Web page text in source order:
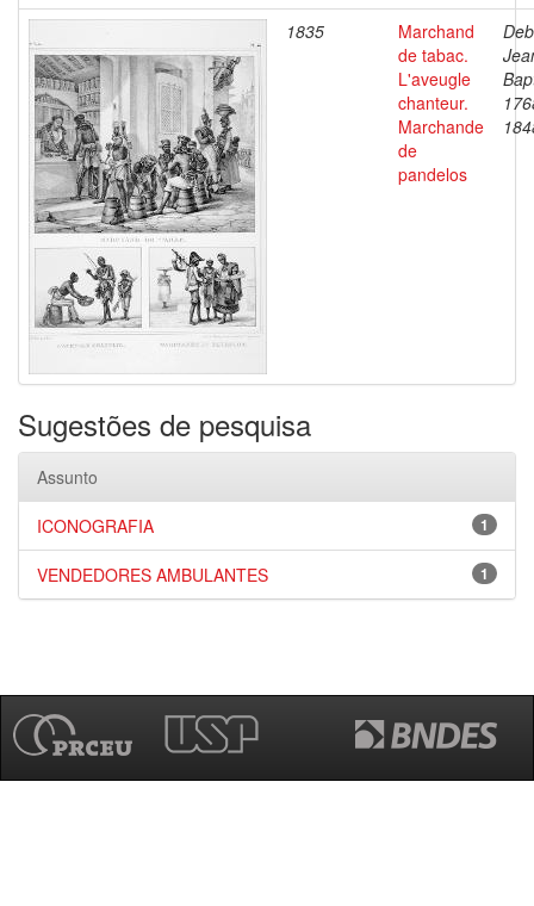
1835
Marchand
de tabac.
L'aveugle
chanteur.
Marchande
de
pandelos
Sugestões de pesquisa
Assunto
1
ICONOGRAFIA
1
VENDEDORES AMBULANTES